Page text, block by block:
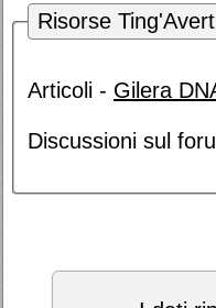
Risorse
Articoli - Gilera
Discussioni sul